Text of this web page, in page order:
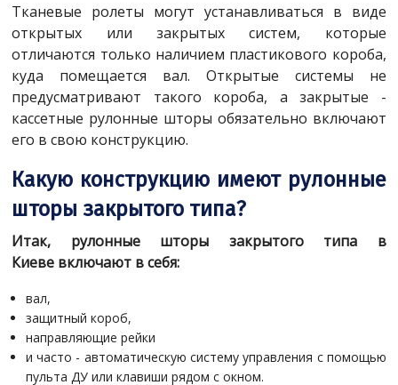
Тканевые ролеты могут устанавливаться в виде
открытых или закрытых систем, которые
отличаются только наличием пластикового короба,
куда помещается вал. Открытые системы не
предусматривают такого короба, а закрытые -
кассетные рулонные шторы обязательно включают
его в свою конструкцию.
Какую конструкцию имеют рулонные
шторы закрытого типа?
Итак, рулонные шторы закрытого типа в
Киеве включают в себя:
вал,
защитный короб,
направляющие рейки
и часто - автоматическую систему управления с помощью
пульта ДУ или клавиши рядом с окном.